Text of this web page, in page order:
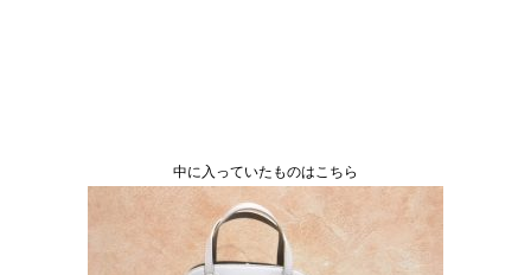
中に入っていたものはこちら